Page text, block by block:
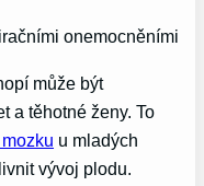
onemocněními
může být
a těhotné ženy. To
u mladých
vývoj plodu.